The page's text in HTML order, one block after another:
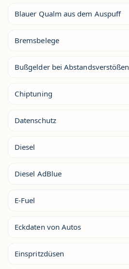
Blauer Qualm aus dem Auspuff
Bremsbelege
Bußgelder bei Abstandsverstößen
Chiptuning
Datenschutz
Diesel
Diesel AdBlue
E-Fuel
Eckdaten von Autos
Einspritzdüsen